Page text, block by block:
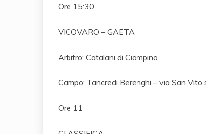
Ore 15:30
VICOVARO – GAETA
Arbitro: Catalani di Ciampino
Campo: Tancredi Berenghi – via San Vito
Ore 11